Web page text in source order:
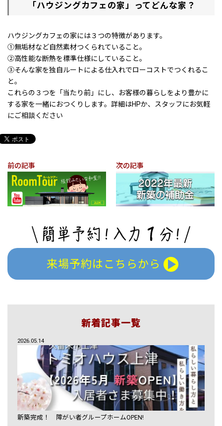
「ハウジングカフェの家」ってどんな家？
ハウジングカフェの家には３つの特徴があります。
①無垢材など自然素材つくられていること。
②高性能な断熱を標準仕様にしていること。
③そんな家を独自ルートによる仕入れでローコストでつくれるこ
と。
これらの３つを「当たり前」にし、お客様の暮らしをより豊かに
する家を一緒におつくりします。詳細はHPか、スタッフにお気軽
にご相談ください
前の記事 次の記事
来場予約はこちらから
新着記事一覧
2026.05.14
新築完成！ 障がい者グループホームOPEN!